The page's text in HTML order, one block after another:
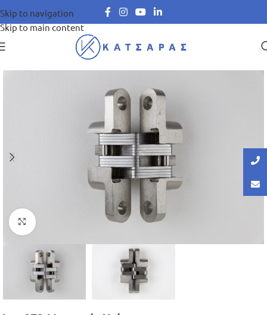
Skip to navigation
Skip to main content
Μεγέθυνση